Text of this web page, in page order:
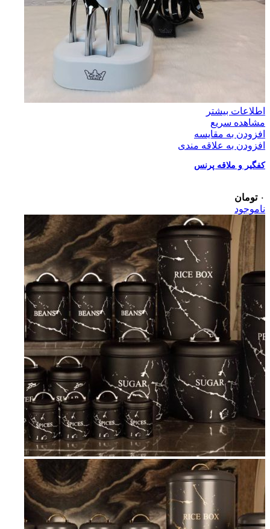
اطلاعات بیشتر
مشاهده سریع
افزودن به مقایسه
افزودن به علاقه مندی
کفگیر و ملاقه پرنس
۰ تومان
ناموجود